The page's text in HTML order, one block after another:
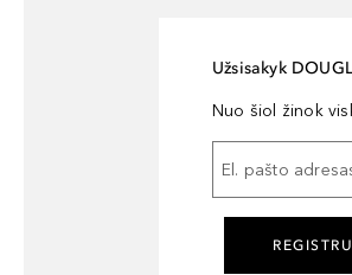
Užsisakyk
Nuo šiol žinok
El. pašto